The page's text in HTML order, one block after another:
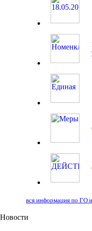
вся информация по ГО
Новости